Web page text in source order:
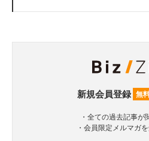
新規会員登録 無
・全ての過去記事が
・会員限定メルマガ